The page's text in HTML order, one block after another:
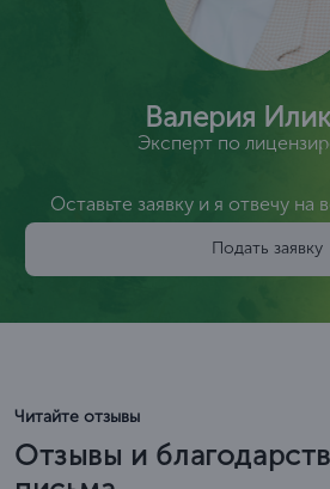
Валерия
Эксперт по
Оставьте заявку и я отвечу
Подать заявку
Читайте отзывы
Отзывы и